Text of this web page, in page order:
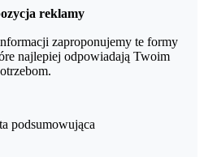
reklamy
zaproponujemy te formy
najlepiej odpowiadają Twoim